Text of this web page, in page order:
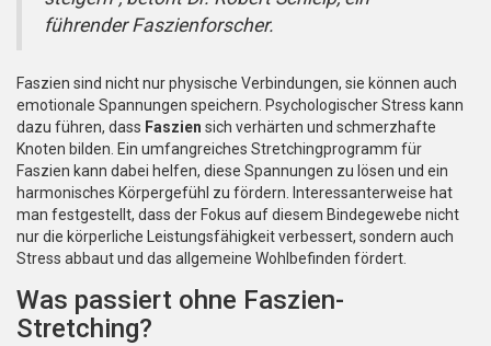
führender Faszienforscher.
Faszien sind nicht nur physische Verbindungen, sie können auch
emotionale Spannungen speichern. Psychologischer Stress kann
dazu führen, dass Faszien sich verhärten und schmerzhafte
Knoten bilden. Ein umfangreiches Stretchingprogramm für
Faszien kann dabei helfen, diese Spannungen zu lösen und ein
harmonisches Körpergefühl zu fördern. Interessanterweise hat
man festgestellt, dass der Fokus auf diesem Bindegewebe nicht
nur die körperliche Leistungsfähigkeit verbessert, sondern auch
Stress abbaut und das allgemeine Wohlbefinden fördert.
Was passiert ohne Faszien-
Stretching?